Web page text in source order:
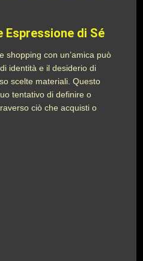
Espressione di Sé
shopping con un’amica può
identità e il desiderio di
scelte materiali. Questo
tentativo di definire o
ciò che acquisti o